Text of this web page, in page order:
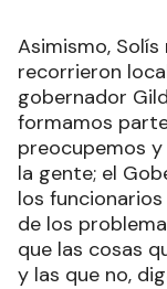
Asimismo,
recorrieron
gobernador
formamos
preocupemos
la gente; el
los
de los
que las cosas
y las que no,